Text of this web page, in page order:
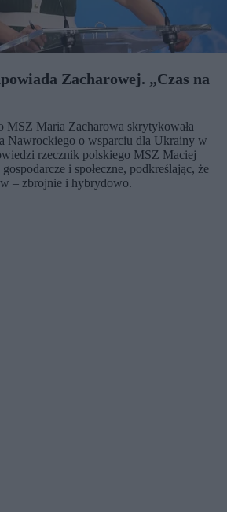
Zacharowej. „Czas na
MSZ Maria Zacharowa skrytykowała
Nawrockiego o wsparciu dla Ukrainy w
rzecznik polskiego MSZ Maciej
i społeczne, podkreślając, że
– zbrojnie i hybrydowo.